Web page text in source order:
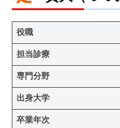
役職
担当診療
専門分野
出身大学
卒業年次